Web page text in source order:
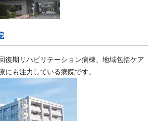
復期リハビリテーション病棟、地域包括ケア
にも注力している病院です。